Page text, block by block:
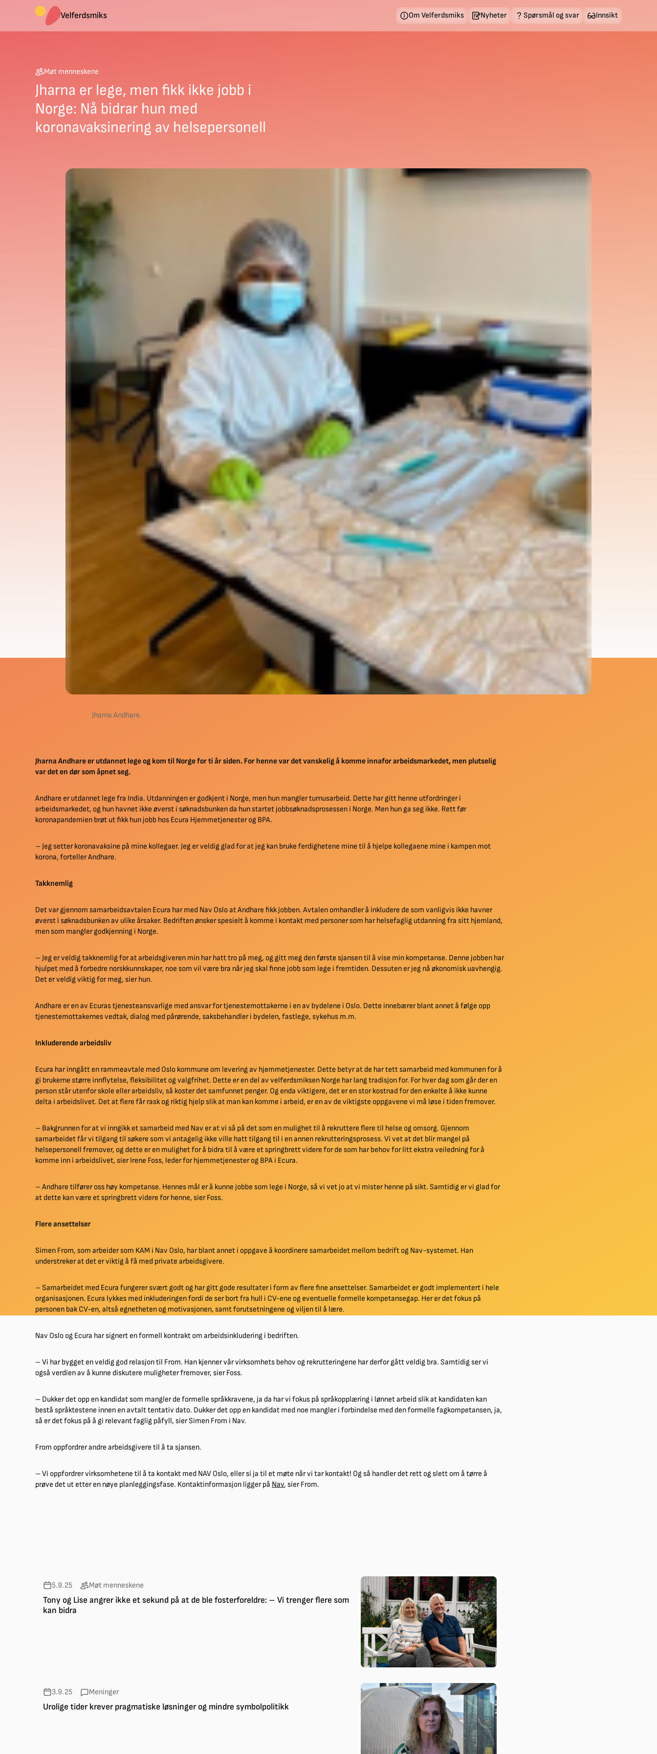
Velferdsmiks Om Velferdsmiks Nyheter Spørsmål og svar Innsikt
Møt menneskene
Jharna er lege, men fikk ikke jobb i
Norge: Nå bidrar hun med
koronavaksinering av helsepersonell
Jharna Andhare.
Jharna Andhare er utdannet lege og kom til Norge for ti år siden. For henne var det vanskelig å komme innafor arbeidsmarkedet, men plutselig
var det en dør som åpnet seg.
Andhare er utdannet lege fra India. Utdanningen er godkjent i Norge, men hun mangler turnusarbeid. Dette har gitt henne utfordringer i
arbeidsmarkedet, og hun havnet ikke øverst i søknadsbunken da hun startet jobbsøknadsprosessen i Norge. Men hun ga seg ikke. Rett før
koronapandemien brøt ut fikk hun jobb hos Ecura Hjemmetjenester og BPA.
– Jeg setter koronavaksine på mine kollegaer. Jeg er veldig glad for at jeg kan bruke ferdighetene mine til å hjelpe kollegaene mine i kampen mot
korona, forteller Andhare.
Takknemlig
Det var gjennom samarbeidsavtalen Ecura har med Nav Oslo at Andhare fikk jobben. Avtalen omhandler å inkludere de som vanligvis ikke havner
øverst i søknadsbunken av ulike årsaker. Bedriften ønsker spesielt å komme i kontakt med personer som har helsefaglig utdanning fra sitt hjemland,
men som mangler godkjenning i Norge.
– Jeg er veldig takknemlig for at arbeidsgiveren min har hatt tro på meg, og gitt meg den første sjansen til å vise min kompetanse. Denne jobben har
hjulpet med å forbedre norskkunnskaper, noe som vil være bra når jeg skal finne jobb som lege i fremtiden. Dessuten er jeg nå økonomisk uavhengig.
Det er veldig viktig for meg, sier hun.
Andhare er en av Ecuras tjenesteansvarlige med ansvar for tjenestemottakerne i en av bydelene i Oslo. Dette innebærer blant annet å følge opp
tjenestemottakernes vedtak, dialog med pårørende, saksbehandler i bydelen, fastlege, sykehus m.m.
Inkluderende arbeidsliv
Ecura har inngått en rammeavtale med Oslo kommune om levering av hjemmetjenester. Dette betyr at de har tett samarbeid med kommunen for å
gi brukerne større innflytelse, fleksibilitet og valgfrihet. Dette er en del av velferdsmiksen Norge har lang tradisjon for. For hver dag som går der en
person står utenfor skole eller arbeidsliv, så koster det samfunnet penger. Og enda viktigere, det er en stor kostnad for den enkelte å ikke kunne
delta i arbeidslivet. Det at flere får rask og riktig hjelp slik at man kan komme i arbeid, er en av de viktigste oppgavene vi må løse i tiden fremover.
– Bakgrunnen for at vi inngikk et samarbeid med Nav er at vi så på det som en mulighet til å rekruttere flere til helse og omsorg. Gjennom
samarbeidet får vi tilgang til søkere som vi antagelig ikke ville hatt tilgang til i en annen rekrutteringsprosess. Vi vet at det blir mangel på
helsepersonell fremover, og dette er en mulighet for å bidra til å være et springbrett videre for de som har behov for litt ekstra veiledning for å
komme inn i arbeidslivet, sier Irene Foss, leder for hjemmetjenester og BPA i Ecura.
– Andhare tilfører oss høy kompetanse. Hennes mål er å kunne jobbe som lege i Norge, så vi vet jo at vi mister henne på sikt. Samtidig er vi glad for
at dette kan være et springbrett videre for henne, sier Foss.
Flere ansettelser
Simen From, som arbeider som KAM i Nav Oslo, har blant annet i oppgave å koordinere samarbeidet mellom bedrift og Nav-systemet. Han
understreker at det er viktig å få med private arbeidsgivere.
– Samarbeidet med Ecura fungerer svært godt og har gitt gode resultater i form av flere fine ansettelser. Samarbeidet er godt implementert i hele
organisasjonen. Ecura lykkes med inkluderingen fordi de ser bort fra hull i CV-ene og eventuelle formelle kompetansegap. Her er det fokus på
personen bak CV-en, altså egnetheten og motivasjonen, samt forutsetningene og viljen til å lære.
Nav Oslo og Ecura har signert en formell kontrakt om arbeidsinkludering i bedriften.
– Vi har bygget en veldig god relasjon til From. Han kjenner vår virksomhets behov og rekrutteringene har derfor gått veldig bra. Samtidig ser vi
også verdien av å kunne diskutere muligheter fremover, sier Foss.
– Dukker det opp en kandidat som mangler de formelle språkkravene, ja da har vi fokus på språkopplæring i lønnet arbeid slik at kandidaten kan
bestå språktestene innen en avtalt tentativ dato. Dukker det opp en kandidat med noe mangler i forbindelse med den formelle fagkompetansen, ja,
så er det fokus på å gi relevant faglig påfyll, sier Simen From i Nav.
From oppfordrer andre arbeidsgivere til å ta sjansen.
– Vi oppfordrer virksomhetene til å ta kontakt med NAV Oslo, eller si ja til et møte når vi tar kontakt! Og så handler det rett og slett om å tørre å
prøve det ut etter en nøye planleggingsfase. Kontaktinformasjon ligger på Nav, sier From.
5.9.25 Møt menneskene
Tony og Lise angrer ikke et sekund på at de ble fosterforeldre: – Vi trenger flere som
kan bidra
3.9.25 Meninger
Urolige tider krever pragmatiske løsninger og mindre symbolpolitikk